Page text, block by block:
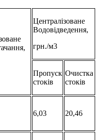
Централізоване
Водовідведення,
грн./м3
Пропуск
стоків
Очистка
стоків
6,03 20,46